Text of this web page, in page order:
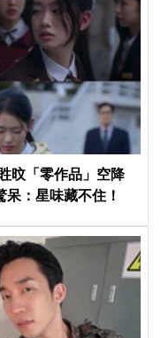
旼「零作品」空降
呆：星味藏不住！